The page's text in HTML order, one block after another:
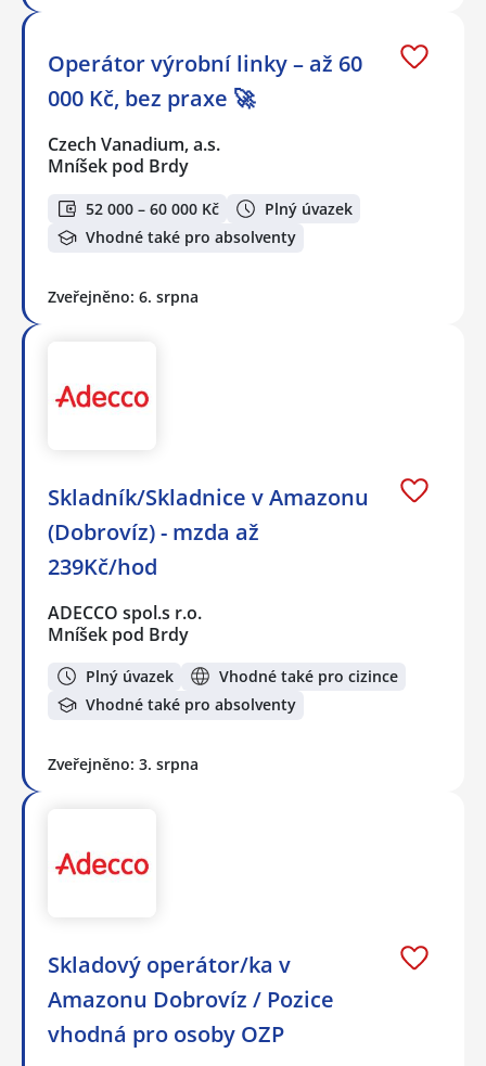
Operátor výrobní linky – až 60
000 Kč, bez praxe 🚀
Czech Vanadium, a.s.
Mníšek pod Brdy
52 000 – 60 000 Kč
Plný úvazek
Vhodné také pro absolventy
Zveřejněno: 6. srpna
Skladník/Skladnice v Amazonu
(Dobrovíz) - mzda až
239Kč/hod
ADECCO spol.s r.o.
Mníšek pod Brdy
Plný úvazek
Vhodné také pro cizince
Vhodné také pro absolventy
Zveřejněno: 3. srpna
Skladový operátor/ka v
Amazonu Dobrovíz / Pozice
vhodná pro osoby OZP